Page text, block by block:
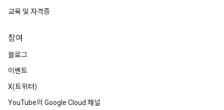
교육 및 자격증
참여
블로그
이벤트
X(트위터)
YouTube의 Google Cloud 채널